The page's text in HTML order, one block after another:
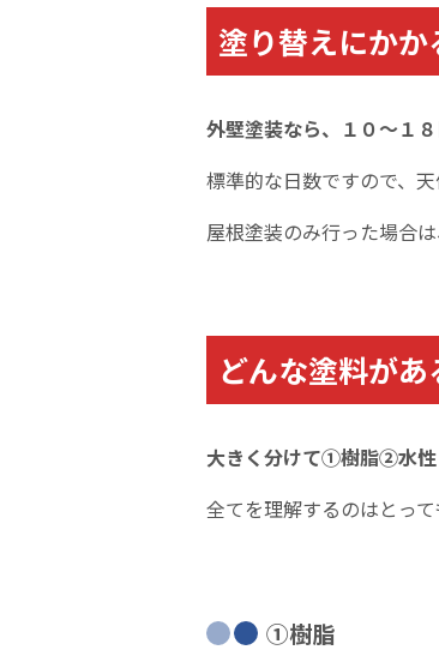
塗り替えにかか
外壁塗装なら、１０～１８
標準的な日数ですので、
屋根塗装のみ行った場合は
どんな塗料があ
大きく分けて①樹脂②水性
全てを理解するのはとっ
①樹脂